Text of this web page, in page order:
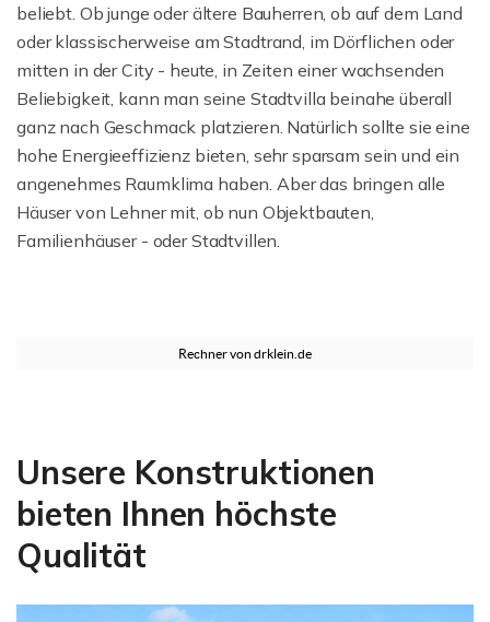
beliebt. Ob junge oder ältere Bauherren, ob auf dem Land
oder klassischerweise am Stadtrand, im Dörflichen oder
mitten in der City - heute, in Zeiten einer wachsenden
Beliebigkeit, kann man seine Stadtvilla beinahe überall
ganz nach Geschmack platzieren. Natürlich sollte sie eine
hohe Energieeffizienz bieten, sehr sparsam sein und ein
angenehmes Raumklima haben. Aber das bringen alle
Häuser von Lehner mit, ob nun Objektbauten,
Familienhäuser - oder Stadtvillen.
Unsere Konstruktionen
bieten Ihnen höchste
Qualität